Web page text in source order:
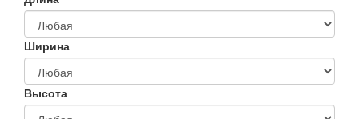
Ширина
Высота